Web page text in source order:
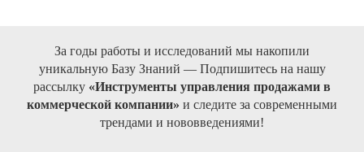
За годы работы и исследований мы накопили
уникальную Базу Знаний — Подпишитесь на нашу
рассылку «Инструменты управления продажами в
коммерческой компании» и следите за современными
трендами и нововведениями!